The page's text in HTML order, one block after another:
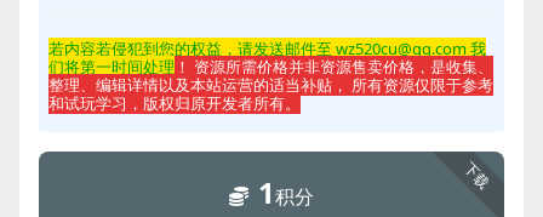
若内容若侵犯到您的权益，请发送邮件至 wz520cu@qq.com 我
们将第一时间处理 ！ 资源所需价格并非资源售卖价格，是收集、
整理、编辑详情以及本站运营的适当补贴， 所有资源仅限于参考
和试玩学习，版权归原开发者所有。
下载
1积分